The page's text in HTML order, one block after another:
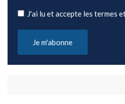
J'ai lu et accepte les termes